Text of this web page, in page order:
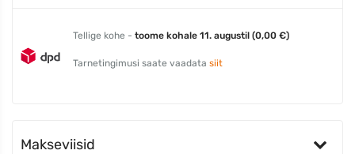
Tellige kohe - toome kohale 11. augustil (0,00 €)
Tarnetingimusi saate vaadata siit
Makseviisid